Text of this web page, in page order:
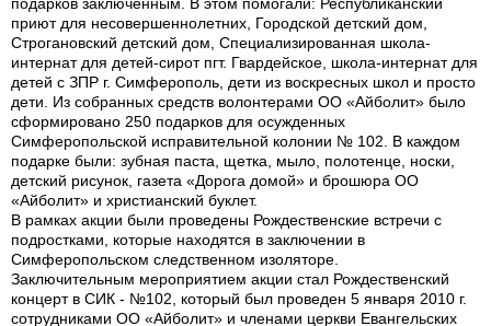
приют для несовершеннолетних, Городской детский дом,
Строгановский детский дом, Специализированная школа-
интернат для детей-сирот пгт. Гвардейское, школа-интернат для
детей с ЗПР г. Симферополь, дети из воскресных школ и просто
дети. Из собранных средств волонтерами ОО «Айболит» было
сформировано 250 подарков для осужденных
Симферопольской исправительной колонии № 102. В каждом
подарке были: зубная паста, щетка, мыло, полотенце, носки,
детский рисунок, газета «Дорога домой» и брошюра ОО
«Айболит» и христианский буклет.
В рамках акции были проведены Рождественские встречи с
подростками, которые находятся в заключении в
Симферопольском следственном изоляторе.
Заключительным мероприятием акции стал Рождественский
концерт в СИК - №102, который был проведен 5 января 2010 г.
сотрудниками ОО «Айболит» и членами церкви Евангельских